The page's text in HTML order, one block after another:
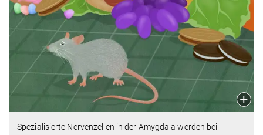
Spezialisierte Nervenzellen in der Amygdala werden bei